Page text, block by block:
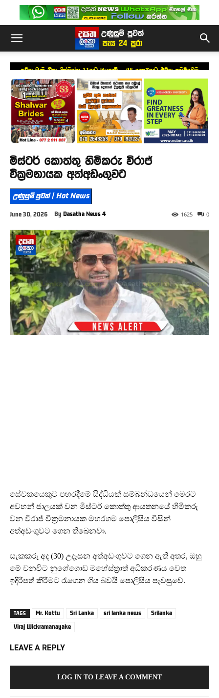
අධික වැසි නිසා දිස්ත්‍රික්ක 11කට බලපෑම් – 08 දෙනෙකුට ජීවිත අහිමිවෙයි
මිස්ටර් කොත්තු හිමිකරු විරාජ්
වික්‍රමනායක අත්අඩංගුවට
උණුසුම් පුවත් | Hot News
June 30, 2026 By Dasatha News 4 0
1625
සේවකයෙකුට පහරදීමේ සිද්ධියක් සම්බන්ධයෙන් මෙරට
අවහන් ජාලයක් වන මිස්ටර් කොත්තු ආයතනයේ හිමිකරු
වන විරාජ් වික්‍රමනායක මහරගම පොලිසිය විසින්
අත්අඩංගුවට ගෙන තිබෙනවා.
සැකකරු අද (30) උදෑසන අත්අඩංගුවට ගෙන ඇති අතර, ඔහු
මේ වනවිට නුගේගොඩ මහේස්ත්‍රාත් අධිකරණය වෙත
ඉදිරිපත් කිරීමට රැගෙන ගිය බවයි පොලිසිය පැවසුවේ.
TAGS Mr. Kottu Sri Lanka sri lanka news
Srilanka
Viraj Wickramanayake
LEAVE A REPLY
LOG IN TO LEAVE A COMMENT